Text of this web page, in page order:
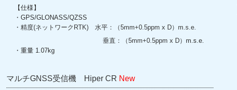
【仕様】
・GPS/GLONASS/QZSS
・精度(ネットワークRTK)水平：（5mm+0.5ppm x D）m.s.e.
垂直：（5mm+0.5ppm x D）m.s.e.
・重量 1.07kg
マルチGNSS受信機 Hiper CR New